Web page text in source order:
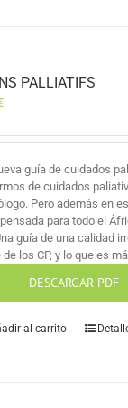
PALLIATIFS
guía de cuidados
de cuidados
Pero además en
para todo el
guía de una calidad
de los CP, y lo que es
DESCARGAR PDF
al carrito